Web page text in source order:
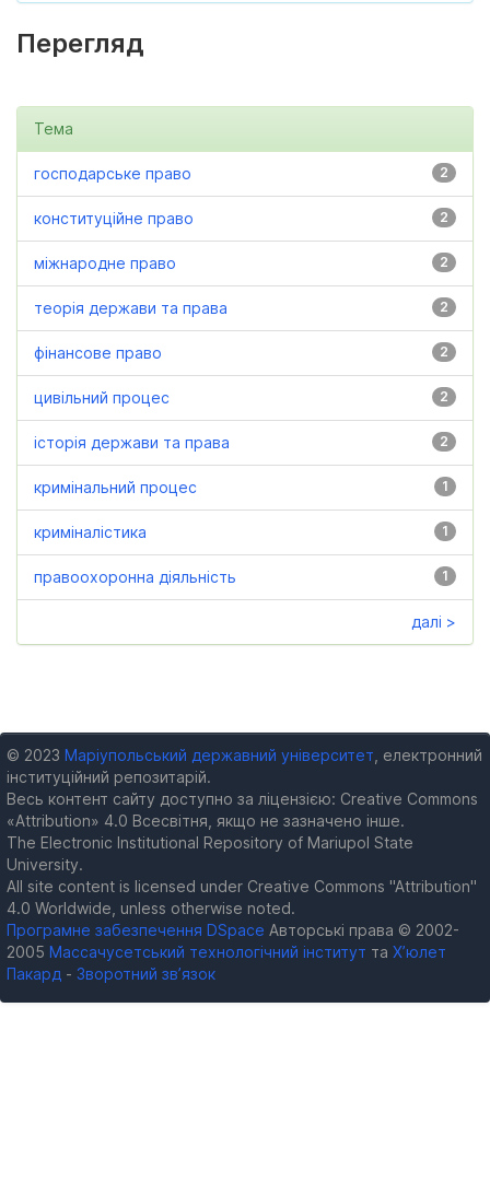
Перегляд
Тема
2
господарське право
2
конституційне право
2
міжнародне право
2
теорія держави та права
2
фінансове право
2
цивільний процес
2
історія держави та права
1
кримінальний процес
1
криміналістика
1
правоохоронна діяльність
далі >
© 2023 Маріупольський державний університет , електронний
інституційний репозитарій.
Весь контент сайту доступно за ліцензією: Creative Commons
«Attribution» 4.0 Всесвітня, якщо не зазначено інше.
The Electronic Institutional Repository of Mariupol State
University.
All site content is licensed under Creative Commons "Attribution"
4.0 Worldwide, unless otherwise noted.
Програмне забезпечення DSpace Авторські права © 2002-
2005 Массачусетський технологічний інститут та Х’юлет
Пакард - Зворотний зв’язок